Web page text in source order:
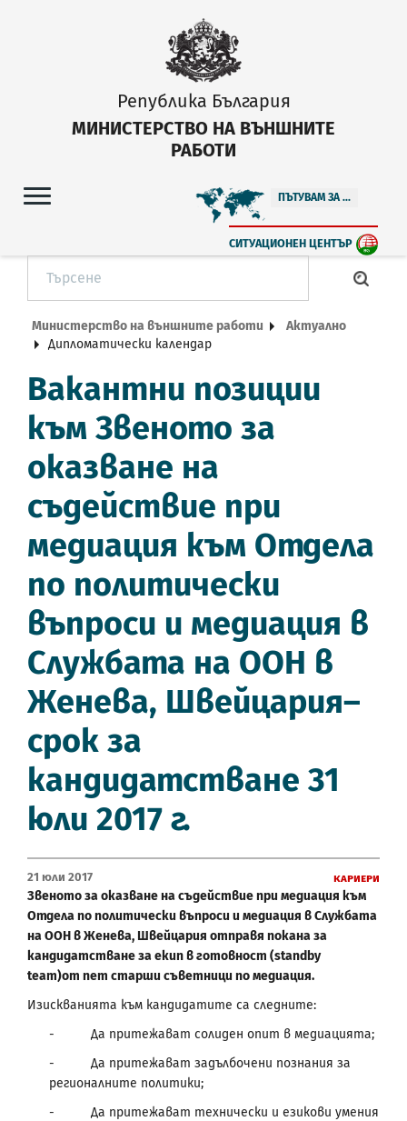
Република България
МИНИСТЕРСТВО НА ВЪНШНИТЕ
РАБОТИ
ПЪТУВАМ ЗА ...
СИТУАЦИОНЕН ЦЕНТЪР
Министерство на външните работи
Актуално
Дипломатически календар
Вакантни позиции
към Звеното за
оказване на
съдействие при
медиация към Отдела
по политически
въпроси и медиация в
Службата на ООН в
Женева, Швейцария–
срок за
кандидатстване 31
юли 2017 г.
21 Юли 2017 Кариери
Звеното за оказване на съдействие при медиация към
Отдела по политически въпроси и медиация в Службата
на ООН в Женева, Швейцария отправя покана за
кандидатстване за екип в готовност (standby
team)от пет старши съветници по медиация.
Изискванията към кандидатите са следните:
- Да притежават солиден опит в медиацията;
- Да притежават задълбочени познания за
регионалните политики;
- Да притежават технически и езикови умения